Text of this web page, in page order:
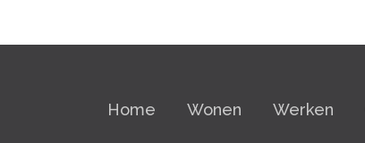
Home Wonen Werken